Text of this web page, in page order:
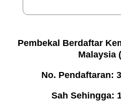
Pembekal Berdaftar
Malaysia
No. Pendaftaran:
Sah Sehingga: